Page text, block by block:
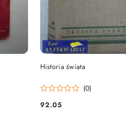
Historia świata
(0)
Cena:
92.05